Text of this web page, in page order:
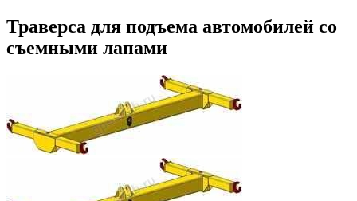
Траверса для подъема автомобилей со
съемными лапами